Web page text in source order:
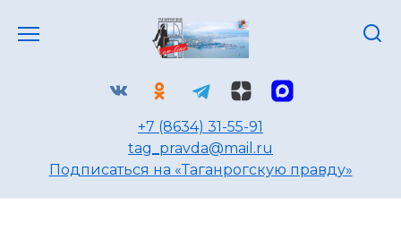
+7 (8634) 31-55-91
tag_pravda@mail.ru
Подписаться на «Таганрогскую правду»